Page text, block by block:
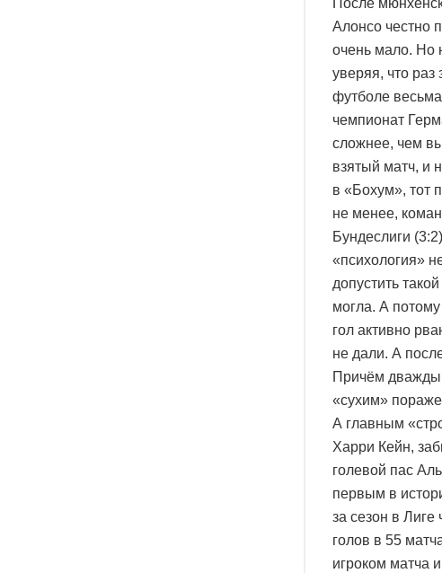
Алонсо честно
очень мало. Но
уверяя, что раз
футболе
чемпионат
сложнее, чем
взятый матч, и
в «Бохум», тот
не менее,
Бундеслиги
«психология»
допустить
могла. А
гол активно
не дали. А
Причём дважды
«сухим»
А главным
Харри Кейн,
голевой пас
первым в
за сезон в
голов в 55
игроком матча